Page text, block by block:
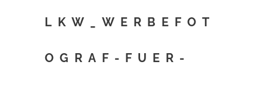
LKW_WERBEFOT
OGRAF-FUER-